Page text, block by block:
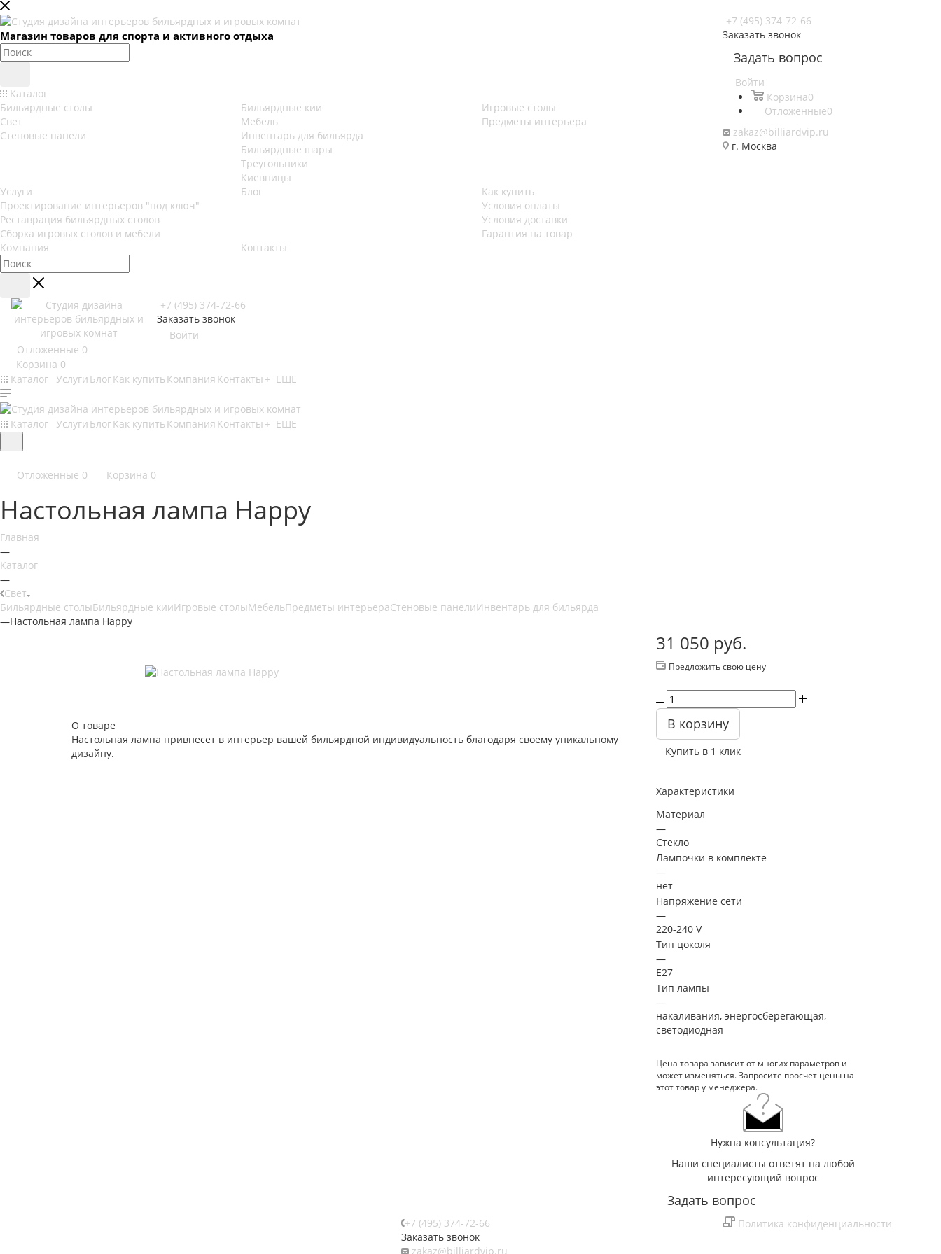
Магазин товаров для спорта и активного отдыха
Каталог
Бильярдные столы
Бильярдные кии
Игровые столы
Свет
Мебель
Предметы интерьера
Стеновые панели
Инвентарь для бильярда
Бильярдные шары
Треугольники
Киевницы
Услуги
Проектирование интерьеров "под ключ"
Реставрация бильярдных столов
Сборка игровых столов и мебели
Блог
Как купить
Условия оплаты
Условия доставки
Гарантия на товар
Компания
Контакты
+7 (495) 374-72-66
Заказать звонок
Задать вопрос
Войти
Корзина0
Отложенные0
zakaz@billiardvip.ru
г. Москва
+7 (495) 374-72-66
Заказать звонок
Войти
Отложенные 0
Корзина 0
Каталог Услуги БлогКак купитьКомпания Контакты + ЕЩЕ
Каталог Услуги БлогКак купитьКомпания Контакты + ЕЩЕ
Отложенные 0 Корзина 0
Настольная лампа Happy
Главная
—
Каталог
—
Свет
Бильярдные столыБильярдные кииИгровые столыМебельПредметы интерьераСтеновые панелиИнвентарь для бильярда
—Настольная лампа Happy
О товаре
Настольная лампа привнесет в интерьер вашей бильярдной индивидуальность благодаря своему уникальному
дизайну.
31 050 руб.
Предложить свою цену
В корзину
Купить в 1 клик
Характеристики
Материал
—
Стекло
Лампочки в комплекте
—
нет
Напряжение сети
—
220-240 V
Тип цоколя
—
E27
Тип лампы
—
накаливания, энергосберегающая,
светодиодная
Цена товара зависит от многих параметров и
может изменяться. Запросите просчет цены на
этот товар у менеджера.
Нужна консультация?
Наши специалисты ответят на любой
интересующий вопрос
Задать вопрос
+7 (495) 374-72-66
Заказать звонок
zakaz@billiardvip.ru
Политика конфиденциальности